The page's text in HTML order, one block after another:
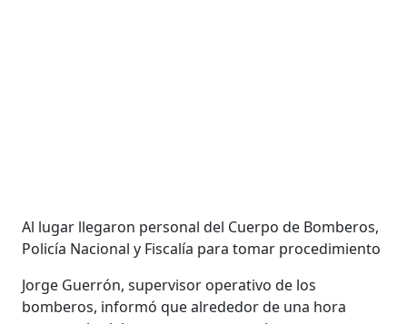
Al lugar llegaron personal del Cuerpo de Bomberos,
Policía Nacional y Fiscalía para tomar procedimiento
Jorge Guerrón, supervisor operativo de los
bomberos, informó que alrededor de una hora